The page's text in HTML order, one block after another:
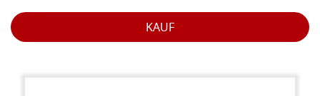
KAUF